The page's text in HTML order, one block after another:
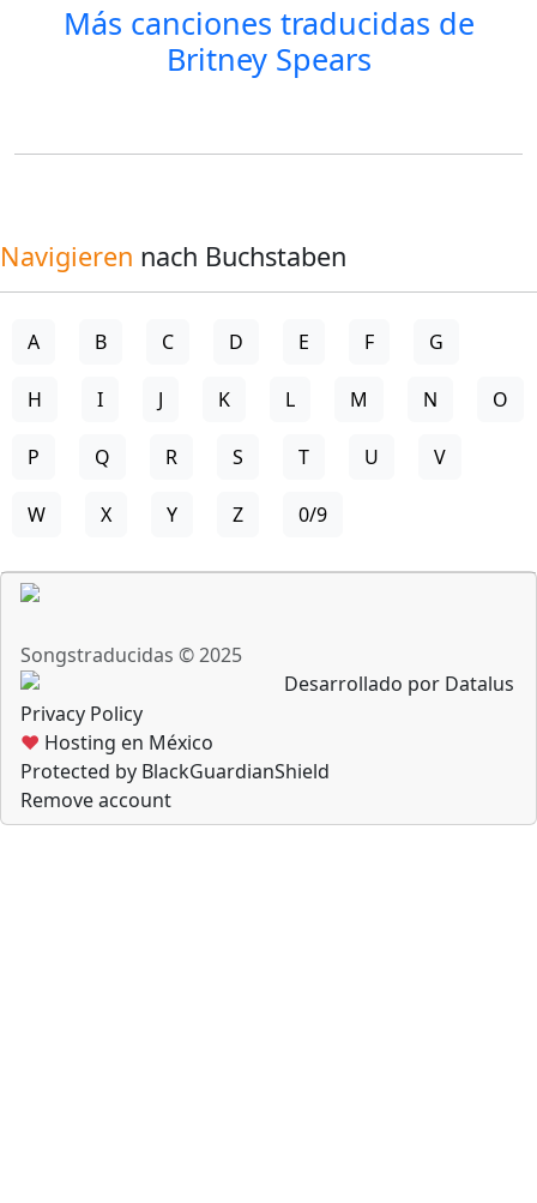
Más canciones traducidas de
Britney Spears
Navigieren nach Buchstaben
A B C D E F G
H I J K L M N O
P Q R S T U V
W X Y Z 0/9
Songstraducidas © 2025
Desarrollado por Datalus
Privacy Policy
♥ Hosting en México
Protected by BlackGuardianShield
Remove account